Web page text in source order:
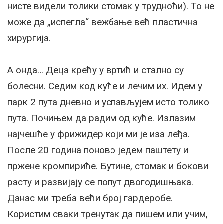
нисте видели толики стомак у трудноћи). То не
може да „испегла“ вежбање већ пластична
хирургија.
А онда… Деца крећу у вртић и стално су
болесни. Седим код куће и лечим их. Идем у
парк 2 пута дневно и успављујем исто толико
пута. Почињем да радим од куће. Излазим
најчешће у фрижидер који ми је иза леђа.
После 20 година поново једем паштету и
пржене кромпириће. Бутине, стомак и бокови
расту и развијају се попут двогодишњака.
Данас ми треба већи број гардеробе.
Користим сваки тренутак да пишем или учим,